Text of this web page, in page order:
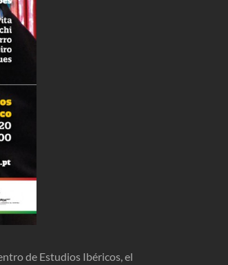
de Estudios Ibéricos, el